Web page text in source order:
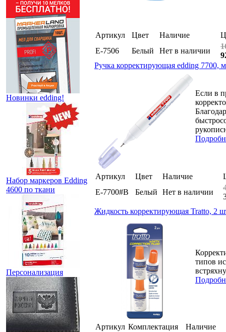
Новинки edding!
Набор маркеров Edding
4600 по ткани
Персонализация
Артикул Цвет Наличие
E-7506
Белый Нет в наличии
Ручка корректирующая edding 7700,
Если в
Артикул Цвет Наличие
E-7700#B
Белый Нет в наличии
Жидкость корректирующая Tratto, 2
типов
Артикул Комплектация
Наличие